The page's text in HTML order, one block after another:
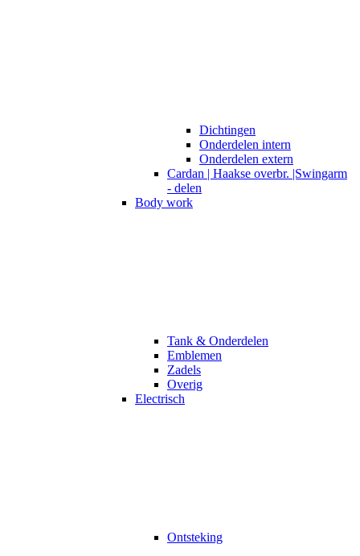
Dichtingen
Onderdelen intern
Onderdelen extern
Cardan | Haakse overbr. |Swingarm
- delen
Body work
Tank & Onderdelen
Emblemen
Zadels
Overig
Electrisch
Ontsteking